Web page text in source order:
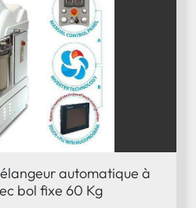
automatique à
bol fixe 60 Kg